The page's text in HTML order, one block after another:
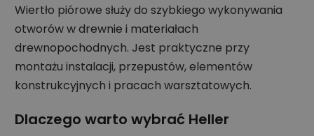
Wiertło piórowe służy do szybkiego wykonywania
otworów w drewnie i materiałach
drewnopochodnych. Jest praktyczne przy
montażu instalacji, przepustów, elementów
konstrukcyjnych i pracach warsztatowych.
Dlaczego warto wybrać Heller